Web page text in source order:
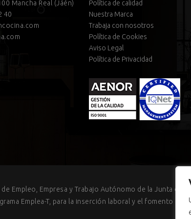
Mancha Real (Jáén)
40
Política de calidad
Nuestra Marca
Trabaja con nosotros
Política de Cookies
Aviso Legal
Política de Privacidad
Empleo, Empresa y Trabajo Autónomo de la Junta de
Emplea-T, para la inserción laboral y el fomento de